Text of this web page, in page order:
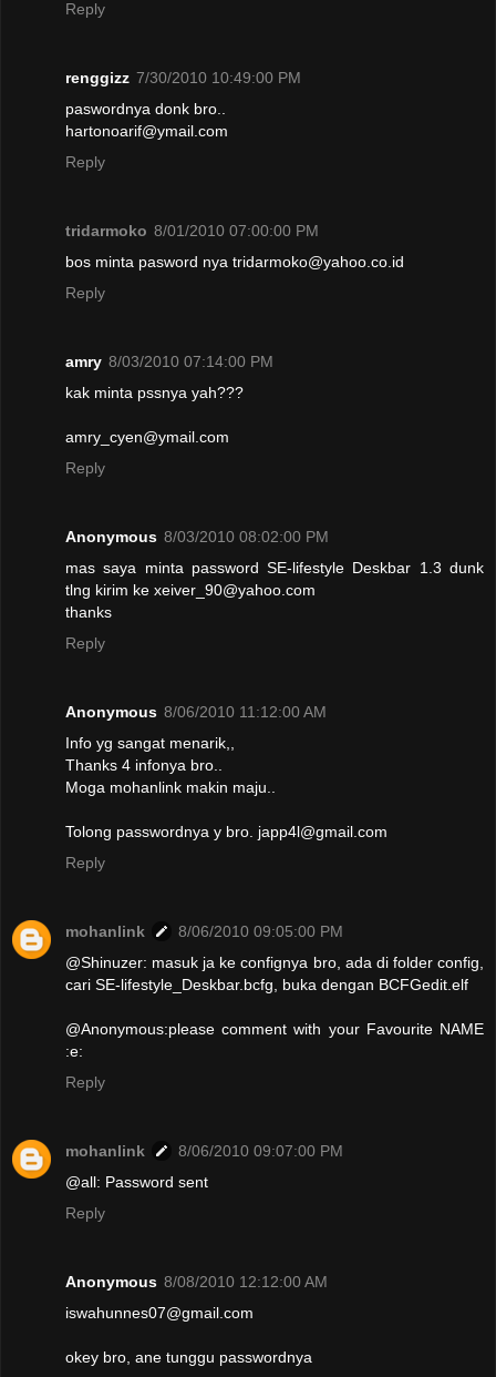
Reply
renggizz 7/30/2010 10:49:00 PM
paswordnya donk bro..
hartonoarif@ymail.com
Reply
tridarmoko 8/01/2010 07:00:00 PM
bos minta pasword nya tridarmoko@yahoo.co.id
Reply
amry 8/03/2010 07:14:00 PM
kak minta pssnya yah???
amry_cyen@ymail.com
Reply
Anonymous 8/03/2010 08:02:00 PM
mas saya minta password SE-lifestyle Deskbar 1.3 dunk
tlng kirim ke xeiver_90@yahoo.com
thanks
Reply
Anonymous 8/06/2010 11:12:00 AM
Info yg sangat menarik,,
Thanks 4 infonya bro..
Moga mohanlink makin maju..
Tolong passwordnya y bro. japp4l@gmail.com
Reply
mohanlink
8/06/2010 09:05:00 PM
@Shinuzer: masuk ja ke confignya bro, ada di folder config,
cari SE-lifestyle_Deskbar.bcfg, buka dengan BCFGedit.elf
@Anonymous:please comment with your Favourite NAME
:e:
Reply
mohanlink
8/06/2010 09:07:00 PM
@all: Password sent
Reply
Anonymous 8/08/2010 12:12:00 AM
iswahunnes07@gmail.com
okey bro, ane tunggu passwordnya